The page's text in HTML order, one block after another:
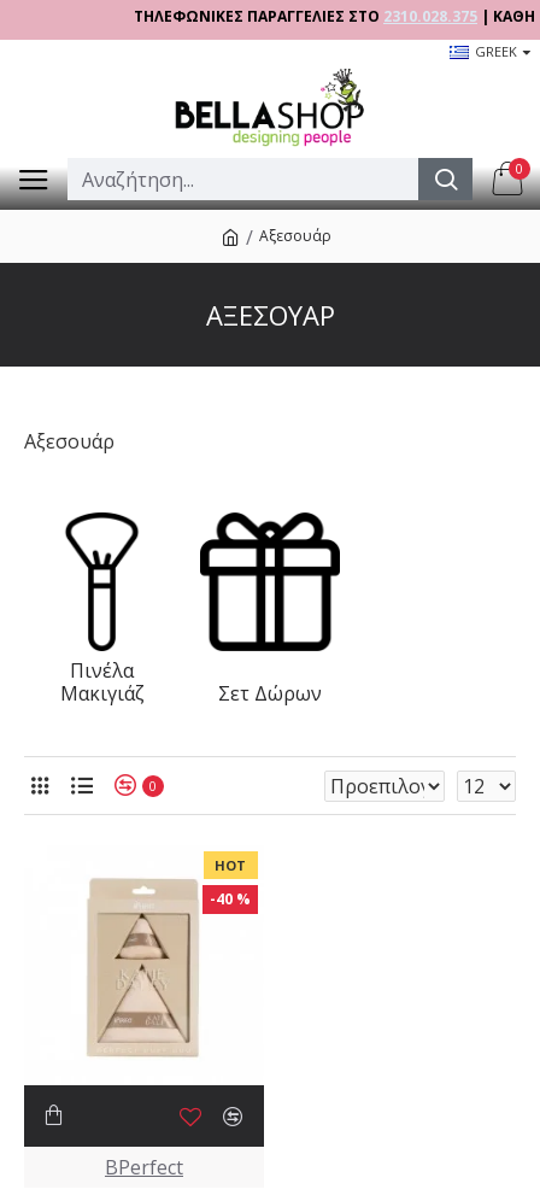
ΤΗΛΕΦΩΝΙΚΕΣ ΠΑΡΑΓΓΕΛΙΕΣ ΣΤΟ2310.028.375|
GREEK
0
Αξεσουάρ
ΑΞΕΣΟΥΆΡ
Αξεσουάρ
Πινέλα
Μακιγιάζ
Σετ Δώρων
0
HOT
-40 %
BPerfect